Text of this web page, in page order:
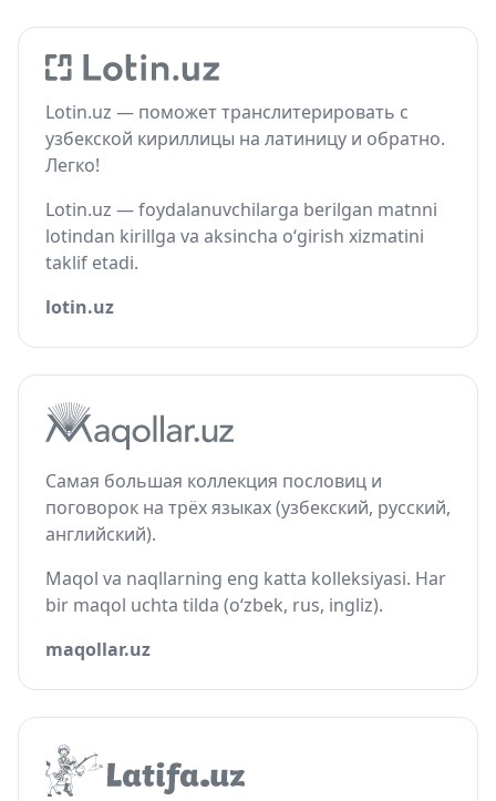
Lotin.uz — поможет транслитерировать с
узбекской кириллицы на латиницу и обратно.
Легко!
Lotin.uz — foydalanuvchilarga berilgan matnni
lotindan kirillga va aksincha o‘girish xizmatini
taklif etadi.
lotin.uz
Самая большая коллекция пословиц и
поговорок на трёх языках (узбекский, русский,
английский).
Maqol va naqllarning eng katta kolleksiyasi. Har
bir maqol uchta tilda (o‘zbek, rus, ingliz).
maqollar.uz